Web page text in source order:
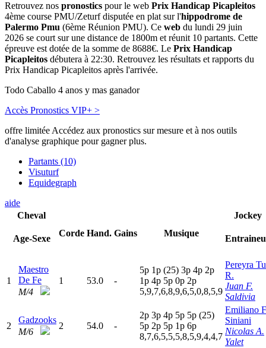
Retrouvez nos pronostics pour le web Prix Handicap Picapleitos
4ème course PMU/Zeturf disputée en plat sur l'hippodrome de
Palermo Pmu (6ème Réunion PMU). Ce web du lundi 29 juin
2026 se court sur une distance de 1800m et réunit 10 partants. Cette
épreuve est dotée de la somme de 8688€. Le Prix Handicap
Picapleitos débutera à 22:30. Retrouvez les résultats et rapports du
Prix Handicap Picapleitos après l'arrivée.
Todo Caballo 4 anos y mas ganador
Accès Pronostics VIP+ >
offre limitée Accédez aux pronostics sur mesure et à nos outils
d'analyse graphique pour gagner plus.
Partants (10)
Visuturf
Equidegraph
aide
Cheval
Age-Sexe
Corde Hand. Gains Musique
Jockey
1
Maestro
De Fe
M/4
1 53.0 -
5p 1p (25) 3p 4p 2p
1p 4p 5p 0p 2p
5,9,7,6,8,9,6,5,0,8,5,9
Pereyra
R.
Juan F.
Saldivia
2
Gadzooks
M/6
2 54.0 -
2p 3p 4p 5p 5p (25)
5p 2p 5p 1p 6p
8,7,6,5,5,5,8,5,9,4,4,7
Emiliano
Siniani
Nicolas A.
Yalet